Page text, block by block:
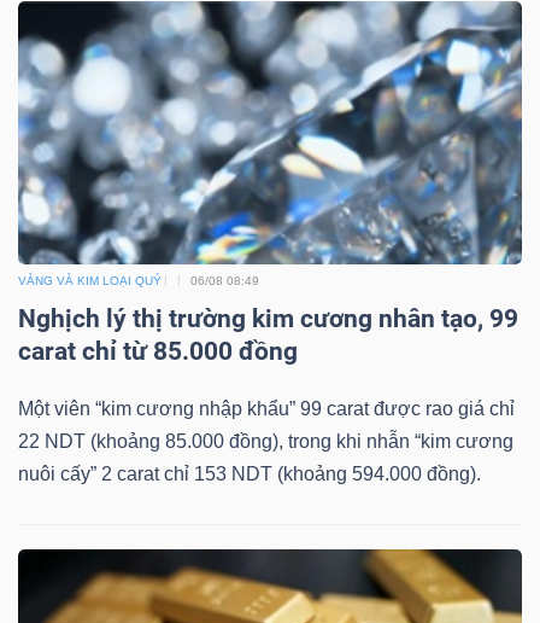
VÀNG VÀ KIM LOẠI QUÝ 06/08 08:49
Nghịch lý thị trường kim cương nhân tạo, 99
carat chỉ từ 85.000 đồng
Một viên “kim cương nhập khẩu” 99 carat được rao giá chỉ
22 NDT (khoảng 85.000 đồng), trong khi nhẫn “kim cương
nuôi cấy” 2 carat chỉ 153 NDT (khoảng 594.000 đồng).